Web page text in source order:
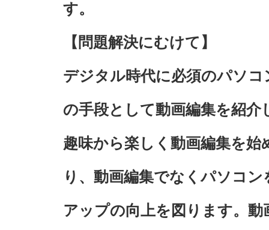
す。
【問題解決にむけて】
デジタル時代に必須のパソ
の手段として動画編集を紹介
趣味から楽しく動画編集を
り、動画編集でなくパソコ
アップの向上を図ります。